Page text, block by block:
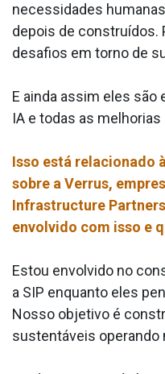
necessidades
depois de construídos.
desafios em torno de
E ainda assim eles são
IA e todas as
Isso está relacionado
sobre a Verrus,
Infrastructure
envolvido com isso e
Estou envolvido no
a SIP enquanto eles
Nosso objetivo é
sustentáveis